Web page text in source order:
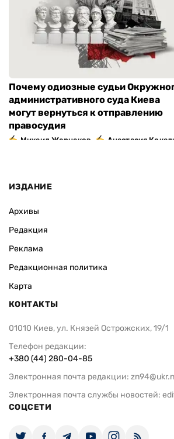
Почему одиозные судьи
административного суда Киева
могут вернуться к отправлению
правосудия
Михаил Жернаков Анастасия
ИЗДАНИЕ
Архивы
Редакция
Реклама
Редакционная политика
Карта
КОНТАКТЫ
01010 Киев, ул. Князей Острожских, 19/1
Телефон редакции:
+380 (44) 280-04-85
Электронная почта редакции:
Электронная почта службы новостей:
СОЦСЕТИ